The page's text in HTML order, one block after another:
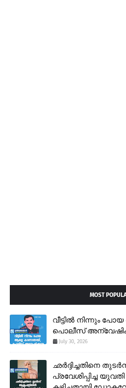
MOST
വീട്ടിൽ നിന്നും
പൊലീസ്
July 30, 2026
ഛർദ്ദിച്ചതിനെ
പ്രവേശിപ്പിച്ച യുവതി